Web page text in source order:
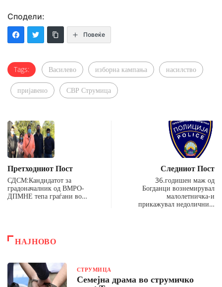
Сподели:
Повеќе
Tags: Василево изборна кампања насилство
пријавено СВР Струмица
Претходниот Пост
СДСМ:Кандидатот за
градоначалник од ВМРО-
ДПМНЕ тепа граѓани во…
Следниот Пост
36.годишен маж од
Богданци вознемирувал
малолетничка-и
прикажувал недолични…
НАЈНОВО
СТРУМИЦА
Семејна драма во струмичко